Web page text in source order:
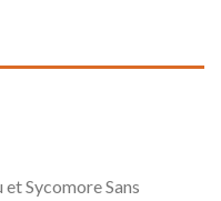
et Sycomore Sans